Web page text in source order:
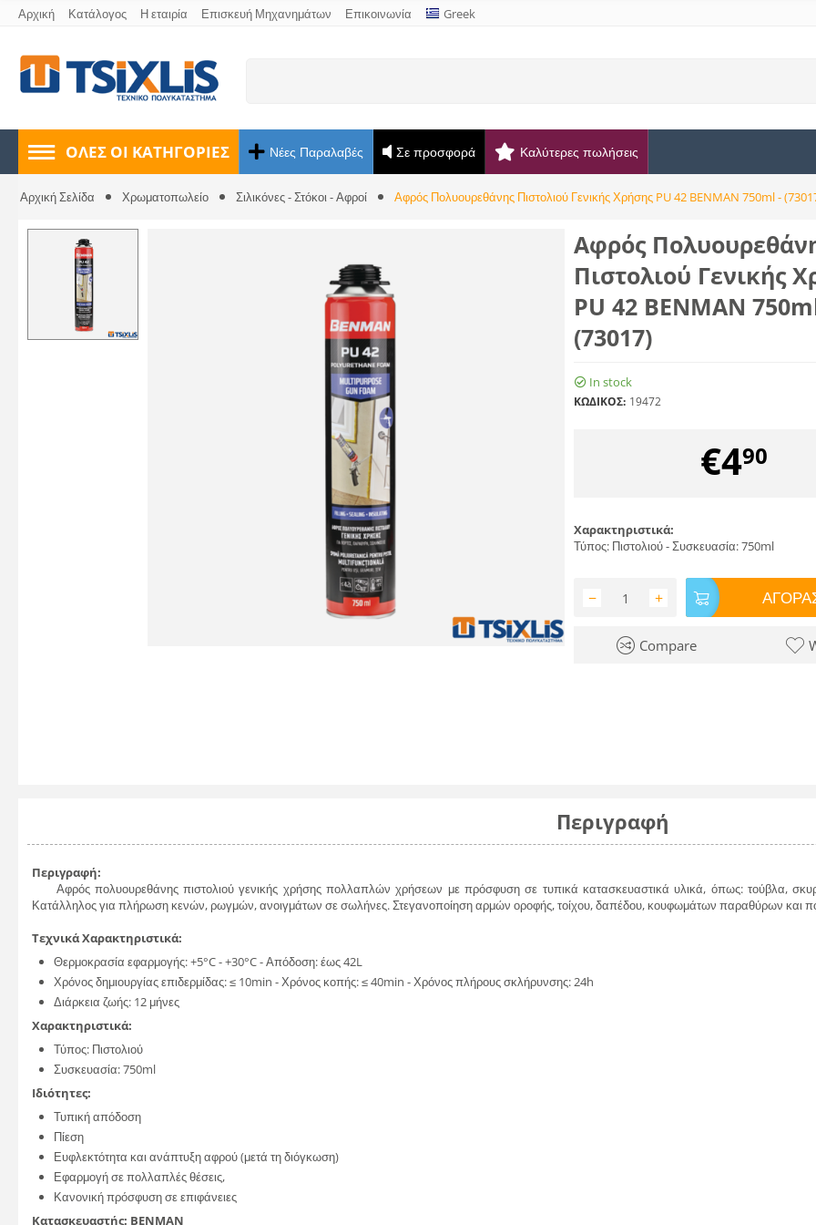
Αρχική Κατάλογος Η εταιρία Επισκευή Μηχανημάτων Επικοινωνία Greek
ΟΛΕΣ ΟΙ ΚΑΤΗΓΟΡΊΕΣ Νέες Παραλαβές Σε προσφορά Καλύτερες πωλήσεις
Αρχική Σελίδα Χρωματοπωλείο Σιλικόνες - Στόκοι - Αφροί Αφρός Πολυουρεθάνης Πιστολιού Γενικής Χρήσης PU 42 BENMAN 750ml -
Αφρός
Πιστολιού Γενικής
PU 42 BENMAN
(73017)
In stock
ΚΩΔΙΚΟΣ: 19472
€490
Χαρακτηριστικά:
Τύπος: Πιστολιού - Συσκευασία: 750ml
+
−
Compare
Περιγραφή
Περιγραφή:
Αφρός πολυουρεθάνης πιστολιού γενικής χρήσης πολλαπλών χρήσεων με πρόσφυση σε τυπικά κατασκευαστικά υλικά, όπως: τούβλα,
Κατάλληλος για πλήρωση κενών, ρωγμών, ανοιγμάτων σε σωλήνες. Στεγανοποίηση αρμών οροφής, τοίχου, δαπέδου, κουφωμάτων παραθύρων
Τεχνικά Χαρακτηριστικά:
Θερμοκρασία εφαρμογής: +5°C - +30°C - Απόδοση: έως 42L
Χρόνος δημιουργίας επιδερμίδας: ≤ 10min - Χρόνος κοπής: ≤ 40min - Χρόνος πλήρους σκλήρυνσης: 24h
Διάρκεια ζωής: 12 μήνες
Χαρακτηριστικά:
Τύπος: Πιστολιού
Συσκευασία: 750ml
Ιδιότητες:
Τυπική απόδοση
Πίεση
Ευφλεκτότητα και ανάπτυξη αφρού (μετά τη διόγκωση)
Εφαρμογή σε πολλαπλές θέσεις,
Κανονική πρόσφυση σε επιφάνειες
Κατασκευαστής: BENMAN